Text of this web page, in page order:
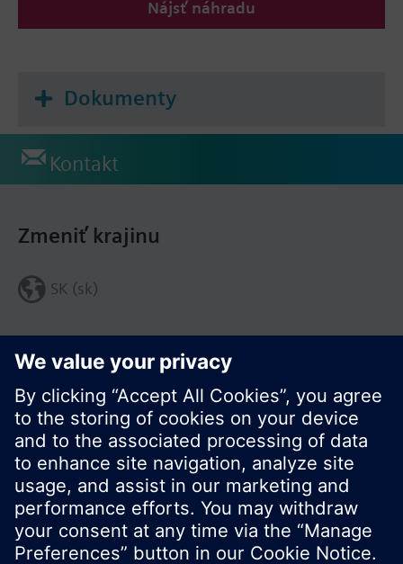
Nájsť náhradu
Dokumenty
Kontakt
Zdieľať túto stránku:
Zmeniť krajinu
SK (sk)